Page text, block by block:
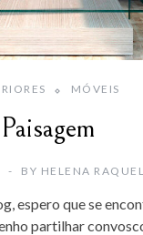
MÓVEIS
BY HELENA RAQUEL
espero que se
partilhar